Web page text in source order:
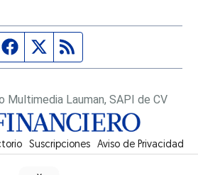
Página de Facebook
Fuente Twitter
Multimedia Lauman, SAPI de CV
Suscripciones Opens in new window
Aviso de Privacidad